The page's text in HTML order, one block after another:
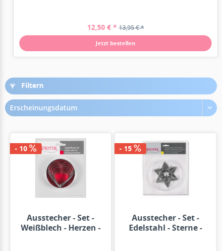
12,50 € * 13,95 € *
Jetzt bestellen
Filtern
Erscheinungsdatum
- 10
Ausstecher - Set -
Weißblech - Herzen -
- 15
Ausstecher - Set -
Edelstahl - Sterne -